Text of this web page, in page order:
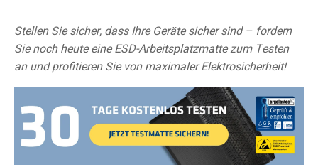
Stellen Sie sicher, dass Ihre Geräte sicher sind – fordern
Sie noch heute eine ESD-Arbeitsplatzmatte zum Testen
an und profitieren Sie von maximaler Elektrosicherheit!